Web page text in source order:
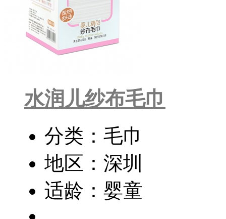
水润儿纱布毛巾
分类：毛巾
地区：深圳
适龄：婴童